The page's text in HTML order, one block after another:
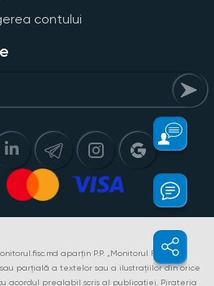
contului
aparțin P.P. „Monitorul Fiscal
sau parțială a textelor sau a ilustrațiilor din orice
acordul prealabil scris al publicației. Pirateria